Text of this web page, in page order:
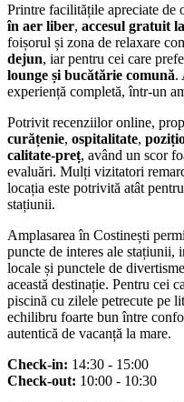
Printre facilitățile apreciate de
în aer liber, accesul gratuit
foișorul și zona de relaxare
dejun, iar pentru cei care
lounge și bucătărie comună.
experiență completă, într-un
Potrivit recenziilor online,
curățenie, ospitalitate,
calitate-preț, având un scor
evaluări. Mulți vizitatori
locația este potrivită atât
stațiunii.
Amplasarea în Costinești
puncte de interes ale stațiunii,
locale și punctele de
această destinație. Pentru cei
piscină cu zilele petrecute pe
echilibru foarte bun între
autentică de vacanță la mare.
Check-in: 14:30 - 15:00
Check-out: 10:00 - 10:30